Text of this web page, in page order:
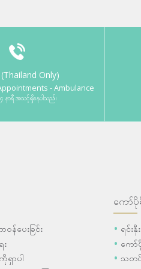
Only)
- Ambulance
နာရီ အသင့်ရှိနေပါသည်။
န်ပေးခြင်း
ရှာပါ
ကော်
ရင်း
ကေ
သတင်